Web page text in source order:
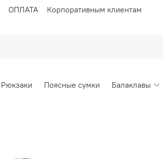
ОПЛАТА Корпоративным клиентам
Рюкзаки Поясные сумки Балаклавы